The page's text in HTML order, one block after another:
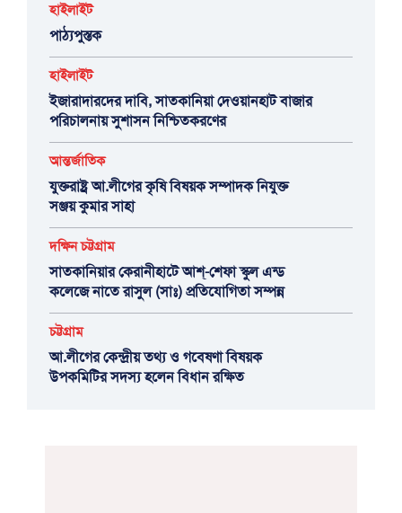
হাইলাইট
পাঠ্যপুস্তক
হাইলাইট
ইজারাদারদের দাবি, সাতকানিয়া দেওয়ানহাট বাজার
পরিচালনায় সুশাসন নিশ্চিতকরণের
আন্তর্জাতিক
যুক্তরাষ্ট্র আ.লীগের কৃষি বিষয়ক সম্পাদক নিযুক্ত
সঞ্জয় কুমার সাহা
দক্ষিন চট্টগ্রাম
সাতকানিয়ার কেরানীহাটে আশ্-শেফা স্কুল এন্ড
কলেজে নাতে রাসুল (সাঃ) প্রতিযোগিতা সম্পন্ন
চট্টগ্রাম
আ.লীগের কেন্দ্রীয় তথ্য ও গবেষণা বিষয়ক
উপকমিটির সদস্য হলেন বিধান রক্ষিত